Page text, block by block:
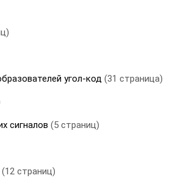
угол-код (31 страница)
сигналов (5 страниц)
(12 страниц)